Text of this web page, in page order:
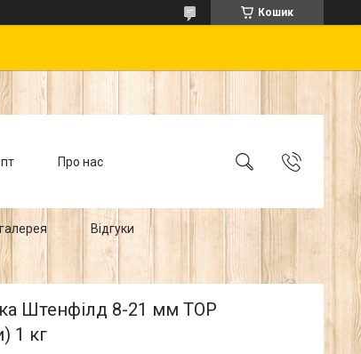
Кошик
Про нас
Відгуки
Штенфілд 8-21 мм ТОР
1 кг